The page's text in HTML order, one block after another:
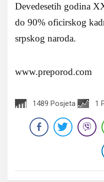
Devedesetih godina
do 90% oficirskog
srpskog naroda.
www.preporod.com
1489 Posjeta 1